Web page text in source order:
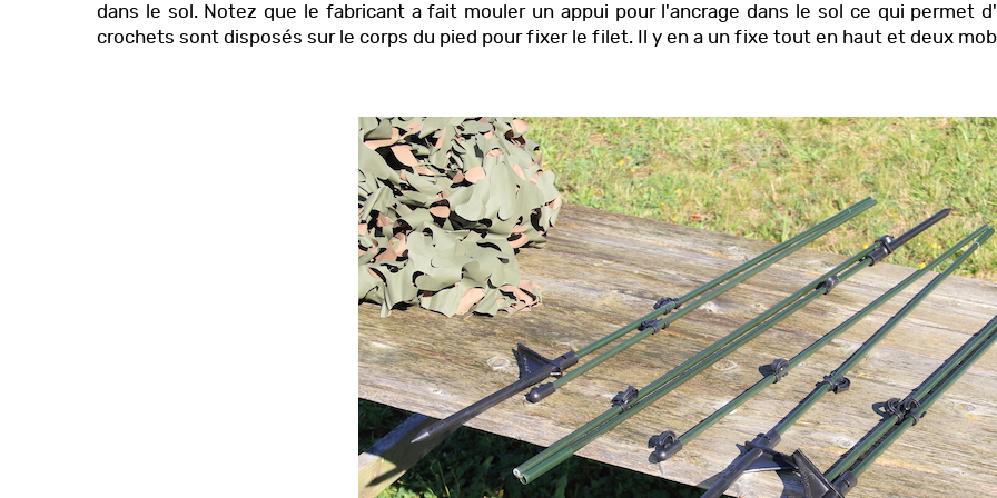
dans le sol. Notez que le fabricant a fait mouler un appui pour l'ancrage dans le sol ce qui permet
crochets sont disposés sur le corps du pied pour fixer le filet. Il y en a un fixe tout en haut et deux